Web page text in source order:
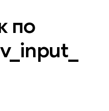
по
_ input